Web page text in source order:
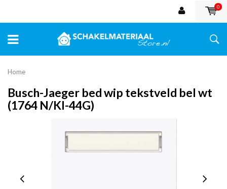
0
Home
Busch-Jaeger bed wip tekstveld bel wt
(1764 N/KI-44G)